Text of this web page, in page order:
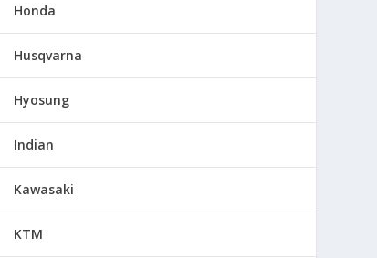
Honda
Husqvarna
Hyosung
Indian
Kawasaki
KTM